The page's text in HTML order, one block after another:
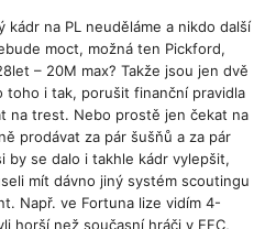
kádr na PL neuděláme a nikdo další
moct, možná ten Pickford,
– 20M max? Takže jsou jen dvě
toho i tak, porušit finanční pravidla
na trest. Nebo prostě jen čekat na
prodávat za pár šušňů a za pár
by se dalo i takhle kádr vylepšit,
mít dávno jiný systém scoutingu
Např. ve Fortuna lize vidím 4-
horší než současní hráči v EFC,